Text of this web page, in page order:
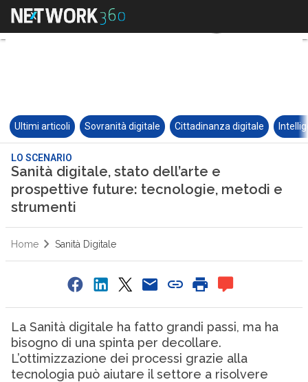
Ultimi articoli Sovranità digitale Cittadinanza digitale
LO SCENARIO
Sanità digitale, stato dell’arte e
prospettive future: tecnologie, metodi e
strumenti
Home Sanità Digitale
La Sanità digitale ha fatto grandi passi, ma ha
bisogno di una spinta per decollare.
L’ottimizzazione dei processi grazie alla
tecnologia può aiutare il settore a risolvere